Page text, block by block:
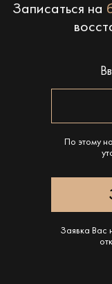
Записаться на
По этому
Заявка Вас